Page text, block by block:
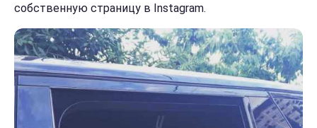
собственную страницу в Instagram.